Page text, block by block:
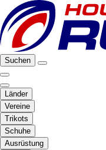
Suchen
Länder
Vereine
Trikots
Schuhe
Ausrüstung